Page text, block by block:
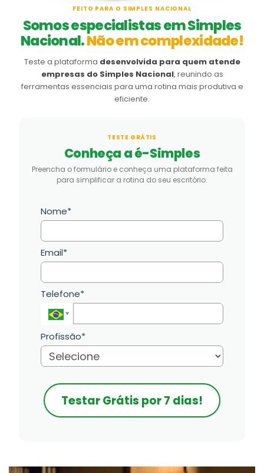
FEITO PARA O SIMPLES NACIONAL
Somos especialistas em Simples
Nacional.Não em complexidade!
Teste a plataforma desenvolvida para quem atende
empresas do Simples Nacional, reunindo as
ferramentas essenciais para uma rotina mais produtiva e
eficiente.
TESTE GRÁTIS
Conheça a é-Simples
Preencha o formulário e conheça uma plataforma feita
para simplificar a rotina do seu escritório.
Nome*
Email*
Telefone*
Profissão*
Testar Grátis por 7 dias!